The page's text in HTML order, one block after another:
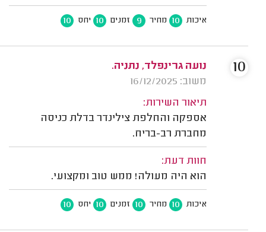
איכות 10 מחיר 9 זמנים 10 יחס 10
נועה גרינפלד, נתניה.
משוב: 16/12/2025
תיאור השירות:
אספקה והחלפת צילינדר בדלת כניסה
מחברת רב-בריח.
חוות דעת:
הוא היה מעולה! ממש טוב ומקצועי.
איכות 10 מחיר 10 זמנים 10 יחס 10
10